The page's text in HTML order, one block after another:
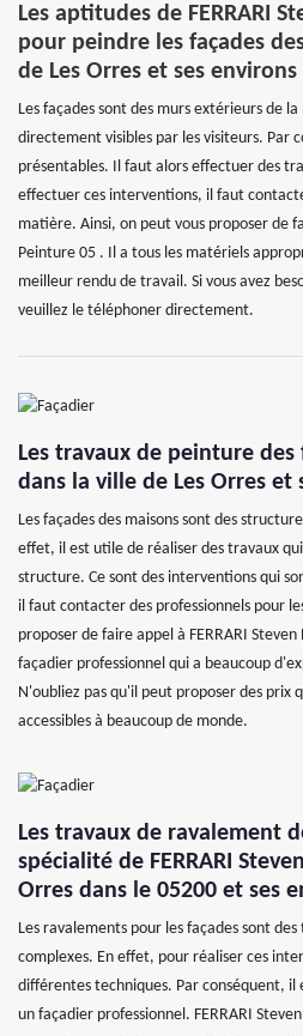
Les aptitudes de FERRARI
pour peindre les façades
de Les Orres et ses environs
Les façades sont des murs extérieurs de
directement visibles par les visiteurs. Par
présentables. Il faut alors effectuer des
effectuer ces interventions, il faut
matière. Ainsi, on peut vous proposer de
Peinture 05 . Il a tous les matériels
meilleur rendu de travail. Si vous avez
veuillez le téléphoner directement.
Les travaux de peinture des
dans la ville de Les Orres et
Les façades des maisons sont des
effet, il est utile de réaliser des travaux
structure. Ce sont des interventions qui
il faut contacter des professionnels pour
proposer de faire appel à FERRARI
façadier professionnel qui a beaucoup
N'oubliez pas qu'il peut proposer des prix
accessibles à beaucoup de monde.
Les travaux de ravalement
spécialité de FERRARI
Orres dans le 05200 et ses
Les ravalements pour les façades sont
complexes. En effet, pour réaliser ces
différentes techniques. Par conséquent, il
un façadier professionnel. FERRARI